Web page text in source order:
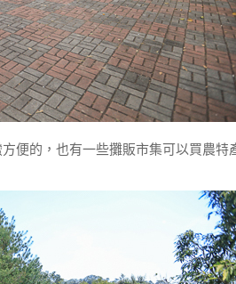
便的，也有一些攤販市集可以買農特